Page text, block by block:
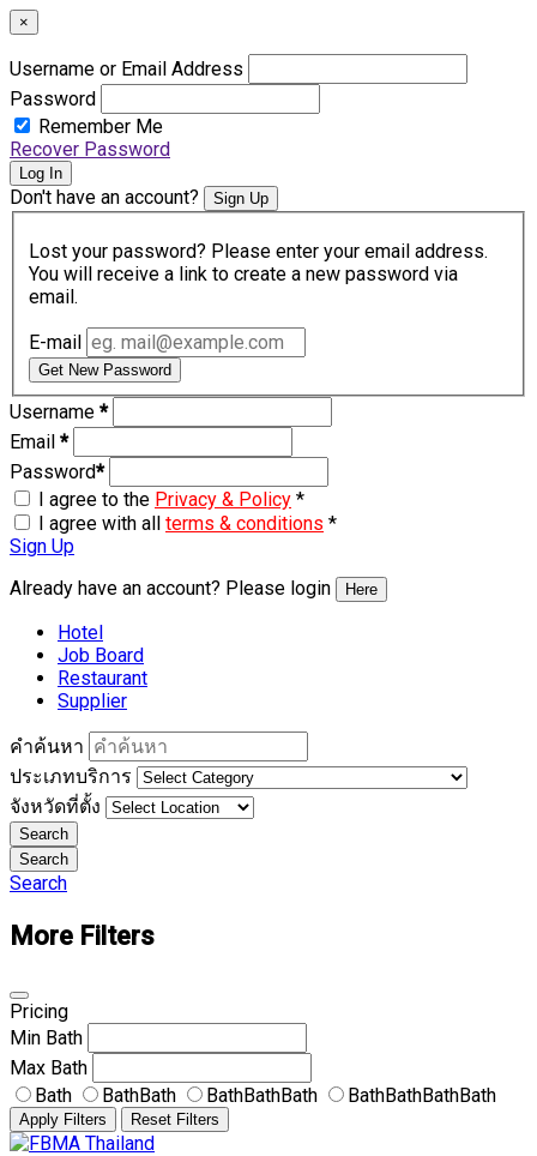
×
Username or Email Address
Password
Remember Me
Recover Password
Log In
Don't have an account? Sign Up
Lost your password? Please enter your email address.
You will receive a link to create a new password via
email.
E-mail
Get New Password
Username *
Email *
Password*
I agree to the Privacy & Policy *
I agree with all terms & conditions *
Sign Up
Already have an account? Please login
Here
Hotel
Job Board
Restaurant
Supplier
คำค้นหา
ประเภทบริการ
จังหวัดที่ตั้ง
Search
Search
Search
More Filters
Pricing
Min Bath
Max Bath
Bath
BathBath BathBathBath BathBathBathBath
Apply Filters Reset Filters
Skip